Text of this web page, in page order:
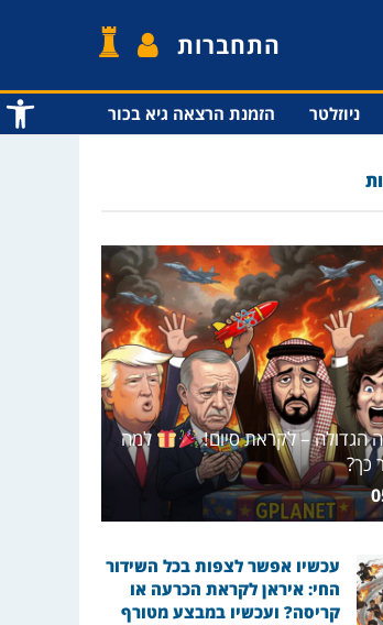
פתח
התחברות
ניוזלטר הזמנת הרצאה גיא בכור
הגדולה – לקראת סיום!
למה
כך?
עכשיו אפשר לצפות בכל השידור
החי: איראן לקראת הכרעה או
קריסה? ועכשיו במבצע מטורף